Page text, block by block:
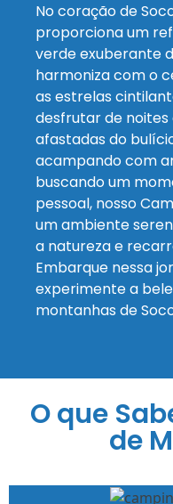
No coração de
proporciona um
verde exuberante
harmoniza com o
as estrelas
desfrutar de
afastadas do
acampando com
buscando um
pessoal, nosso
um ambiente
a natureza e
Embarque nessa
experimente a
montanhas de
O que
de